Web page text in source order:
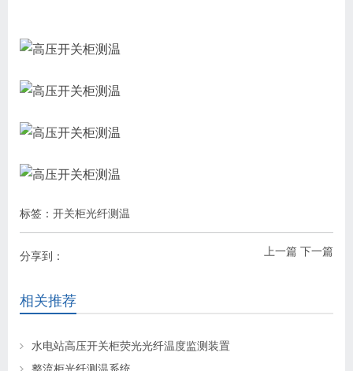
标签： 开关柜光纤测温
上一篇 下一篇
分享到：
相关推荐
水电站高压开关柜荧光光纤温度监测装置